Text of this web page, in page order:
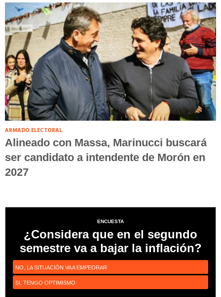
ARMADO ELECTORAL
Alineado con Massa, Marinucci buscará
ser candidato a intendente de Morón en
2027
ENCUESTA
¿Considera que en el segundo
semestre va a bajar la inflación?
NO, LA SITUACIÓN VA A EMPEORAR
SI, TENGO OPTIMISMO